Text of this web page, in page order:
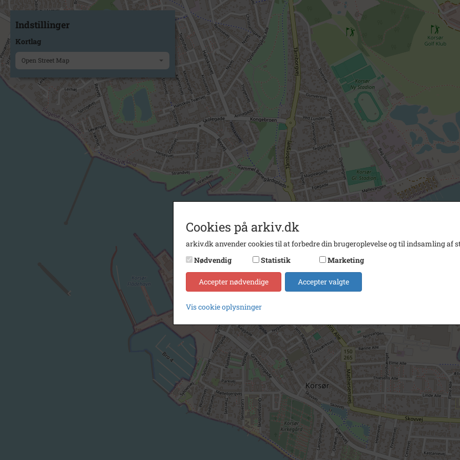
Indstillinger
Kortlag
Open Street Map
Cookies på arkiv.dk
arkiv.dk anvender cookies til at forbedre din brugeroplevelse og til indsamling af
Nødvendig
Statistik Marketing
Accepter nødvendige Accepter valgte
Vis cookie oplysninger